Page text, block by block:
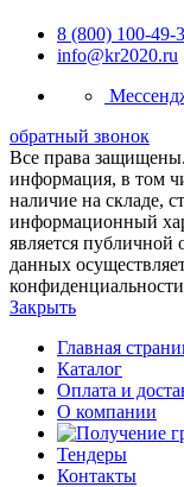
8 (800) 100-49-
info@kr2020.ru
обратный звонок
Все права
информация, в том
наличие на складе,
информационный
является публичной
данных
Закрыть
Главная
Каталог
Оплата и
О компании
Тендеры
Контакты